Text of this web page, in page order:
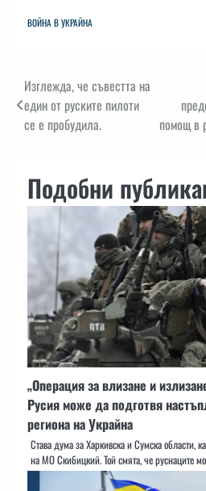
ВОЙНА В УКРАЙНА
Навигация
Изглежда, че съвестта на
един от руските пилоти
се е пробудила.
помощ в
Подобни
„Операция за влизане и
Русия може да подготвя
региона на Украйна
Става дума за Харкивска и Сумска области,
на МО Скибицкий. Той смята, че руснаците